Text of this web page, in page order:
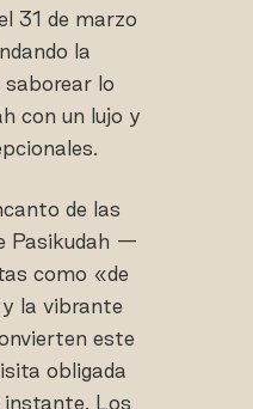
31 de marzo
la
lo
con un lujo y
de las
Pasikudah —
como «de
la vibrante
este
obligada
instante. Los